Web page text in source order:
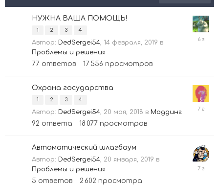
НУЖНА ВАША ПОМОЩЬ!
1 2 3 4
Автор: DedSergei54, 14 февраля, 2019 в
Проблемы и решения
77 ответов 17 556 просмотров
Охрана государства
1 2 3 4
Автор: DedSergei54, 20 мая, 2018 в Моддинг
92 ответа 18 077 просмотров
Автоматический шлагбаум
Автор: DedSergei54, 20 января, 2019 в
Проблемы и решения
5 ответов 2 602 просмотра
27